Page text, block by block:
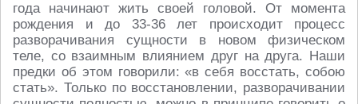
года начинают жить своей головой. От момента
рождения и до 33-36 лет происходит процесс
разворачивания сущности в новом физическом
теле, со взаимным влиянием друг на друга. Наши
предки об этом говорили: «в себя восстать, собою
стать». Только по восстановлении, разворачивании